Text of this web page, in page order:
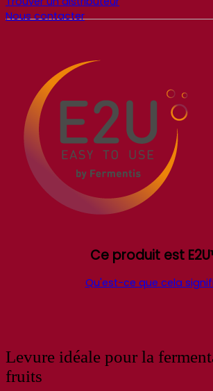
Nous contacter
Ce produit est
Qu'est-ce que cela
Levure idéale pour la
fruits